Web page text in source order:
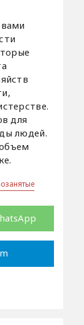
для
людей.